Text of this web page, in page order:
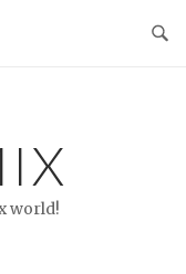
world!